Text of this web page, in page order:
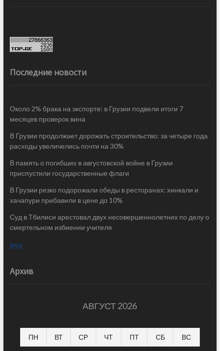
Последние новости
Около 2% брака на экспорте: в Грузии подвели итоги 7
месяцев проверок вина
В Грузии продолжает дорожать строительство: за четыре года
расходы увеличелись почти на 30%
В память о погибших в августовской войне в Грузии
приспустили государственные флаги
В Грузии резко подорожали обеды в ресторанах: хинкали и
хачапури прибавили в цене до 10%
Суд в Тбилиси арестовал двух несовершеннолетних по делу о
смертельном избиении учителя
RSS
Архив
АВГУСТ 2026
ПН ВТ СР ЧТ ПТ СБ ВС